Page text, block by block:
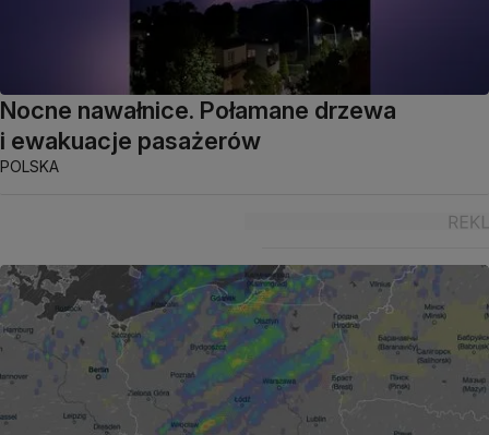
Nocne nawałnice. Połamane drzewa
i ewakuacje pasażerów
POLSKA